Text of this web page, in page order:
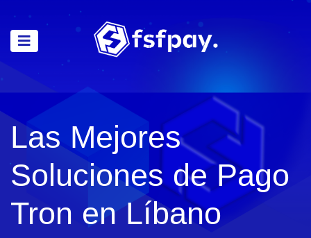
Las Mejores
Soluciones de Pago
Tron en Líbano